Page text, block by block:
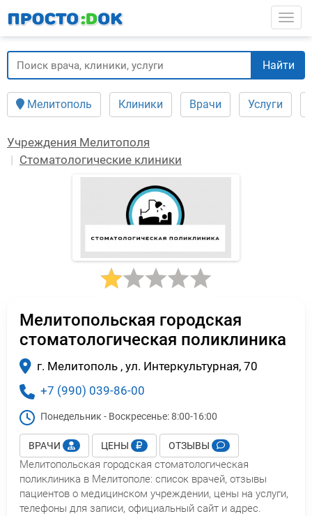
содержанию
Найти
Мелитополь Клиники Врачи Услуги
Учреждения Мелитополя
Стоматологические клиники
Мелитопольская городская
стоматологическая поликлиника
г. Мелитополь , ул. Интеркультурная, 70
+7 (990) 039-86-00
Понедельник - Воскресенье:8:00-16:00
ВРАЧИ ЦЕНЫ ОТЗЫВЫ
Мелитопольская городская стоматологическая
поликлиника в Мелитополе: список врачей, отзывы
пациентов о медицинском учреждении, цены на услуги,
телефоны для записи, официальный сайт и адрес.